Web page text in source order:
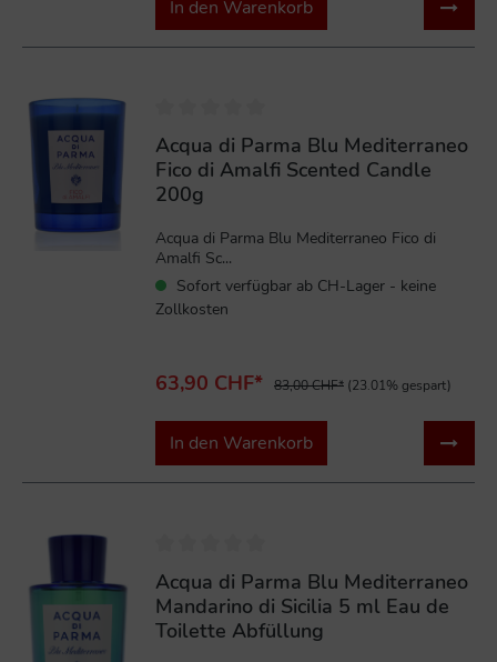
In den Warenkorb
Acqua di Parma Blu Mediterraneo
Fico di Amalfi Scented Candle
200g
Acqua di Parma Blu Mediterraneo Fico di
Amalfi Sc...
Sofort verfügbar ab CH-Lager - keine
Zollkosten
63,90 CHF* 83,00 CHF* (23.01% gespart)
In den Warenkorb
Acqua di Parma Blu Mediterraneo
Mandarino di Sicilia 5 ml Eau de
Toilette Abfüllung